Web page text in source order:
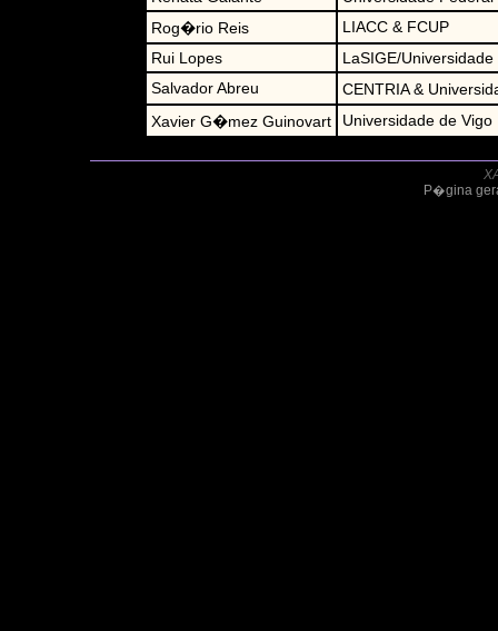
Rog�rio Reis
LIACC & FCUP
Rui Lopes
LaSIGE/
Salvador Abreu
CENTRIA &
Xavier G�mez Guinovart
Universidade de Vigo
P�gina